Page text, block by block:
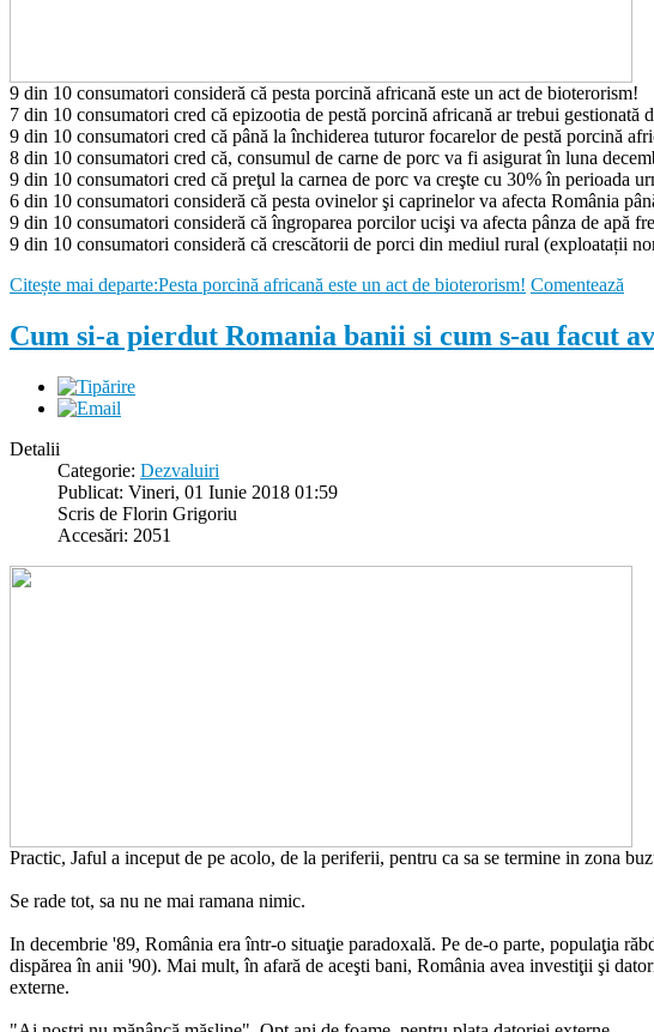
9 din 10 consumatori consideră că pesta porcină africană este un act de bioterorism!
7 din 10 consumatori cred că epizootia de pestă porcină africană ar trebui gestionată
9 din 10 consumatori cred că până la închiderea tuturor focarelor de pestă porcină
8 din 10 consumatori cred că, consumul de carne de porc va fi asigurat în luna
9 din 10 consumatori cred că preţul la carnea de porc va creşte cu 30% în perioada
6 din 10 consumatori consideră că pesta ovinelor şi caprinelor va afecta România
9 din 10 consumatori consideră că îngroparea porcilor ucişi va afecta pânza de apă
9 din 10 consumatori consideră că crescătorii de porci din mediul rural (exploatații
Citește mai departe:Pesta porcină africană este un act de bioterorism! Comentează
Cum si-a pierdut Romania banii si cum s-au facut
Detalii
Categorie: Dezvaluiri
Publicat: Vineri, 01 Iunie 2018 01:59
Scris de Florin Grigoriu
Accesări: 2051
Practic, Jaful a inceput de pe acolo, de la periferii, pentru ca sa se termine in zona
Se rade tot, sa nu ne mai ramana nimic.
In decembrie '89, România era într-o situaţie paradoxală. Pe de-o parte, populaţia
dispărea în anii '90). Mai mult, în afară de aceşti bani, România avea investiţii şi
externe.